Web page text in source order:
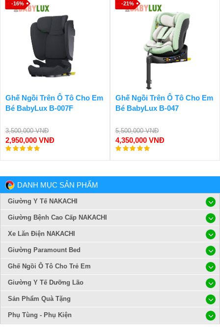
-16%
Ghế Ngồi Trên Ô Tô Cho Em
Bé BabyLux B-007F
3,500,000 VNĐ
2,950,000 VNĐ
-21%
Ghế Ngồi Trên Ô Tô Cho Em
Bé BabyLux B-047
5,500,000 VNĐ
4,350,000 VNĐ
DANH MỤC SẢN PHẨM
Giường Y Tế NAKACHI
Giường Bệnh Cao Cấp NAKACHI
Xe Lăn Điện NAKACHI
Giường Paramount Bed
Ghế Ngồi Ô Tô Cho Trẻ Em
Giường Y Tế Dưỡng Lão
Sản Phẩm Quà Tặng
Phụ Tùng - Phụ Kiện